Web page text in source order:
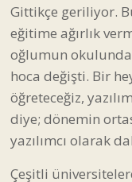
Gittikçe geriliyor.
eğitime ağırlık
oğlumun okulunda
hoca değişti. Bir
öğreteceğiz,
diye; dönemin
yazılımcı olarak
Çeşitli